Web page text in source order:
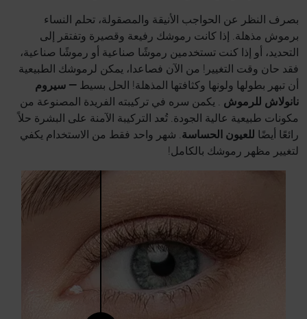
بصرف النظر عن الحواجب الأنيقة والمصقولة، تحلم النساء
برموش مذهلة. إذا كانت رموشك رفيعة وقصيرة وتفتقر إلى
التحديد، أو إذا كنت تستخدمين رموشًا صناعية أو رموشًا صناعية،
فقد حان وقت التغيير! من الآن فصاعدا، يمكن لرموشك الطبيعية
أن تبهر بطولها ولونها وكثافتها المذهلة! الحل بسيط — سيروم
نانولاش للرموش
. يكمن سره في تركيبته الفريدة المصنوعة من
مكونات طبيعية عالية الجودة. تُعد التركيبة الآمنة على البشرة حلاً
رائعًا أيضًا للعيون الحساسة . شهر واحد فقط من الاستخدام يكفي
لتغيير مظهر رموشك بالكامل!